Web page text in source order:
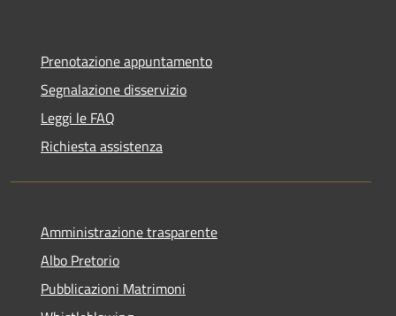
Prenotazione appuntamento
Segnalazione disservizio
Leggi le FAQ
Richiesta assistenza
Amministrazione trasparente
Albo Pretorio
Pubblicazioni Matrimoni